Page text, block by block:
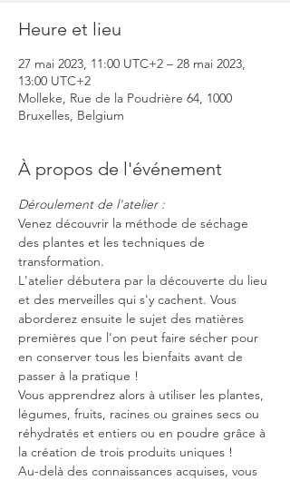
Heure et lieu
27 mai 2023, 11:00 UTC+2 – 28 mai 2023,
13:00 UTC+2
Molleke, Rue de la Poudrière 64, 1000
Bruxelles, Belgium
À propos de l'événement
Déroulement de l'atelier :
Venez découvrir la méthode de séchage
des plantes et les techniques de
transformation.
L'atelier débutera par la découverte du lieu
et des merveilles qui s'y cachent. Vous
aborderez ensuite le sujet des matières
premières que l'on peut faire sécher pour
en conserver tous les bienfaits avant de
passer à la pratique !
Vous apprendrez alors à utiliser les plantes,
légumes, fruits, racines ou graines secs ou
réhydratés et entiers ou en poudre grâce à
la création de trois produits uniques !
Au-delà des connaissances acquises, vous